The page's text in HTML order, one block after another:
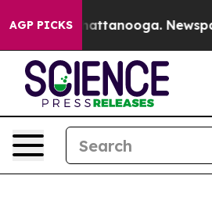
AGP PICKS
in Chattanooga.